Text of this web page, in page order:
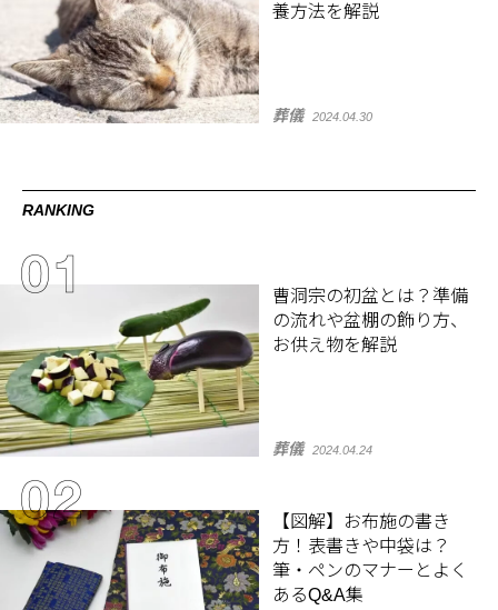
養方法を解説
葬儀 2024.04.30
RANKING
曹洞宗の初盆とは？準備
の流れや盆棚の飾り方、
お供え物を解説
葬儀 2024.04.24
【図解】お布施の書き
方！表書きや中袋は？
筆・ペンのマナーとよく
あるQ&A集